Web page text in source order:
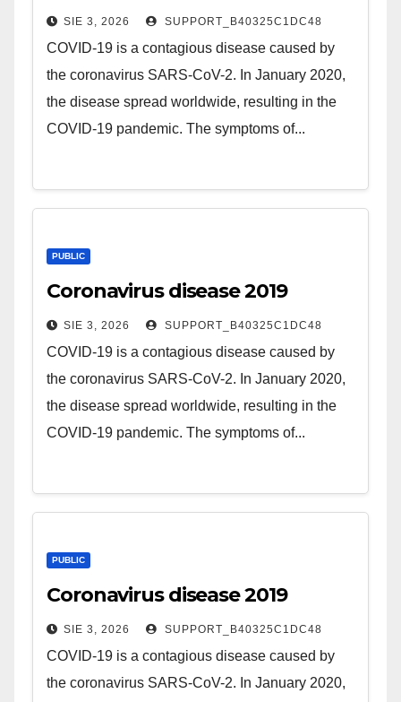
SIE 3, 2026 SUPPORT_B40325C1DC48
COVID-19 is a contagious disease caused by
the coronavirus SARS-CoV-2. In January 2020,
the disease spread worldwide, resulting in the
COVID-19 pandemic. The symptoms of...
PUBLIC
Coronavirus disease 2019
SIE 3, 2026 SUPPORT_B40325C1DC48
COVID-19 is a contagious disease caused by
the coronavirus SARS-CoV-2. In January 2020,
the disease spread worldwide, resulting in the
COVID-19 pandemic. The symptoms of...
PUBLIC
Coronavirus disease 2019
SIE 3, 2026 SUPPORT_B40325C1DC48
COVID-19 is a contagious disease caused by
the coronavirus SARS-CoV-2. In January 2020,